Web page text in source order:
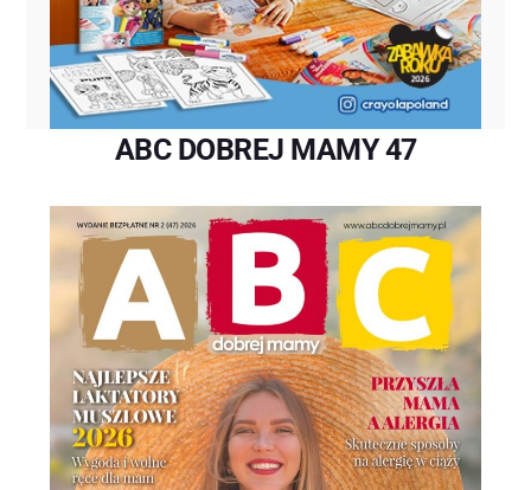
ABC DOBREJ MAMY 47